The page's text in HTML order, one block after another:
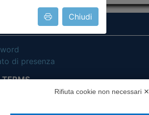
Chiudi
di presenza
TERMS
Rifiuta cookie non necessari ✕